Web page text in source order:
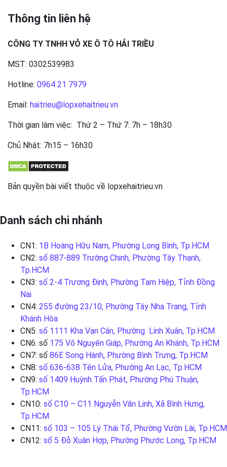
Thông tin liên hệ
CÔNG TY TNHH VỎ XE Ô TÔ HẢI TRIỀU
MST: 0302539983
Hotline: 0964 21 7979
Email: haitrieu@lopxehaitrieu.vn
Thời gian làm việc: Thứ 2 – Thứ 7: 7h – 18h30
Chủ Nhật: 7h15 – 16h30
Bản quyền bài viết thuộc về lopxehaitrieu.vn
Danh sách chi nhánh
CN1: 1B Hoàng Hữu Nam, Phường Long Bình, Tp.HCM
CN2: số 887-889 Trường Chinh, Phường Tây Thạnh,
Tp.HCM
CN3: số 2-4 Trương Định, Phường Tam Hiệp, Tỉnh Đồng
Nai
CN4: 255 đường 23/10, Phường Tây Nha Trang, Tỉnh
Khánh Hòa
CN5: số 1111 Kha Vạn Cân, Phường Linh Xuân, Tp.HCM
CN6: số 175 Võ Nguyên Giáp, Phường An Khánh, Tp.HCM
CN7: số 86E Song Hành, Phường Bình Trưng, Tp.HCM
CN8: số 636-638 Tên Lửa, Phường An Lạc, Tp.HCM
CN9: số 1409 Huỳnh Tấn Phát, Phường Phú Thuận,
Tp.HCM
CN10: số C10 – C11 Nguyễn Văn Linh, Xã Bình Hưng,
Tp.HCM
CN11: số 103 – 105 Lý Thái Tổ, Phường Vườn Lài, Tp.HCM
CN12: số 5 Đỗ Xuân Hợp, Phường Phước Long, Tp.HCM